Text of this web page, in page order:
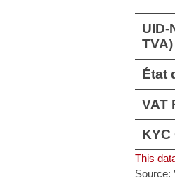
UID-
TVA)
État
VAT
KYC
This
Source: